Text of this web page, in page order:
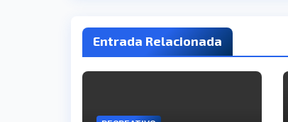
Entrada Relacionada